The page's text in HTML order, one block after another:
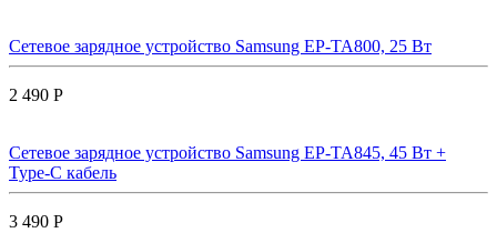
Сетевое зарядное устройство Samsung EP-TA800, 25 Вт
2 490 Р
Сетевое зарядное устройство Samsung EP-TA845, 45 Вт +
Type-C кабель
3 490 Р